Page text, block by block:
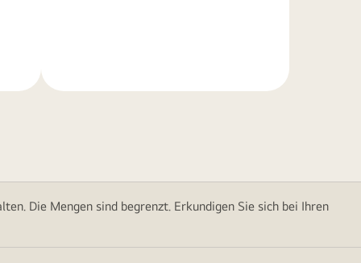
Die Mengen sind begrenzt. Erkundigen Sie sich bei Ihren